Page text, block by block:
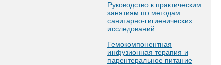
Руководство к практическим
занятиям по методам
санитарно-гигиенических
исследований
Гемокомпонентная
инфузионная терапия и
парентеральное питание